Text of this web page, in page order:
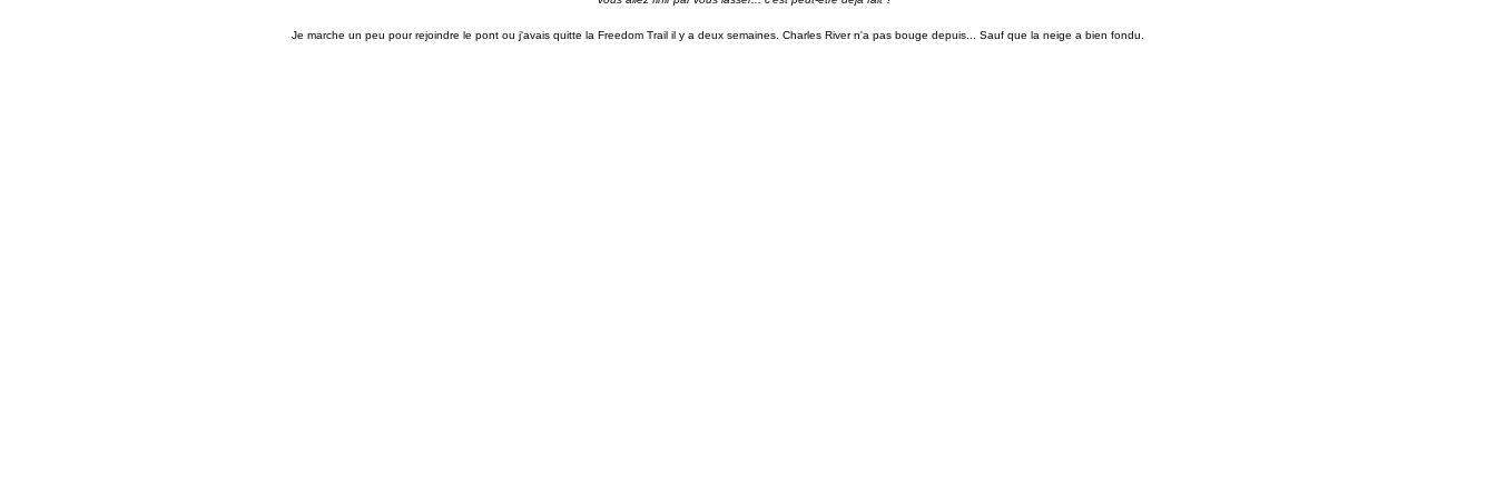
Je marche un peu pour rejoindre le pont ou j'avais quitte la Freedom Trail il y a deux semaines. Charles River n'a pas bouge depuis... Sauf que la neige a bien fondu.